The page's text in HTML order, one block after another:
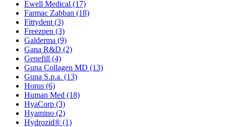
Ewell Medical (17)
Farmac Zabban (18)
Fittydent (3)
Freezpen (3)
Galderma (9)
Gana R&D (2)
Genefill (4)
Guna Collagen MD (13)
Guna S.p.a. (13)
Horus (6)
Human Med (18)
HyaCorp (3)
Hyamino (2)
Hydrozid® (1)